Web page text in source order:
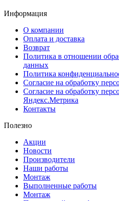
Информация
О компании
Оплата и доставка
Возврат
Политика в отношении
данных
Политика
Согласие на обработку
Согласие на обработку
Яндекс.Метрика
Контакты
Полезно
Акции
Новости
Производители
Наши работы
Монтаж
Выполненные работы
Монтаж